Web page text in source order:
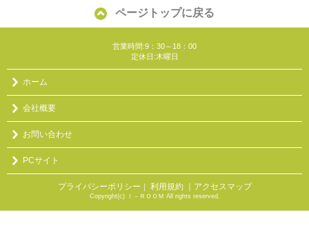
ページトップに戻る
営業時間:9：30～18：00
定休日:木曜日
ホーム
会社概要
お問い合わせ
PCサイト
プライバシーポリシー ｜ 利用規約 ｜アクセスマップ
Copyright(c) Ｉ－ＲＯＯＭ All rights reserved.